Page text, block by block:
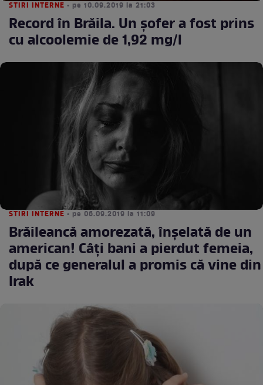
STIRI INTERNE • pe 10.09.2019 la 21:03
Record în Brăila. Un şofer a fost prins
cu alcoolemie de 1,92 mg/l
STIRI INTERNE • pe 06.09.2019 la 11:09
Brăileancă amorezată, înșelată de un
american! Câți bani a pierdut femeia,
după ce generalul a promis că vine din
Irak